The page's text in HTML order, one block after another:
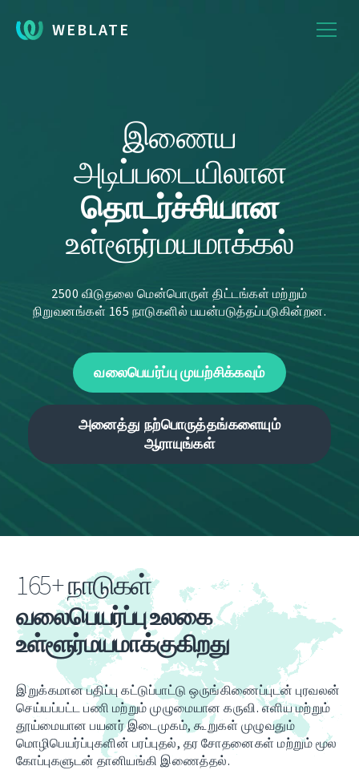
WEBLATE
இணைய
அடிப்படையிலான
தொடர்ச்சியான
உள்ளூர்மயமாக்கல்
2500 விடுதலை மென்பொருள் திட்டங்கள் மற்றும்
நிறுவனங்கள் 165 நாடுகளில் பயன்படுத்தப்படுகின்றன.
வலைபெயர்ப்பு முயற்சிக்கவும்
அனைத்து நற்பொருத்தங்களையும்
ஆராயுங்கள்
165+ நாடுகள்
வலைபெயர்ப்பு உலகை
உள்ளூர்மயமாக்குகிறது
இறுக்கமான பதிப்பு கட்டுப்பாட்டு ஒருங்கிணைப்புடன் புரவலன்
செய்யப்பட்ட பணி மற்றும் முழுமையான கருவி. எளிய மற்றும்
தூய்மையான பயனர் இடைமுகம், கூறுகள் முழுவதும்
மொழிபெயர்ப்புகளின் பரப்புதல், தர சோதனைகள் மற்றும் மூல
கோப்புகளுடன் தானியங்கி இணைத்தல்.